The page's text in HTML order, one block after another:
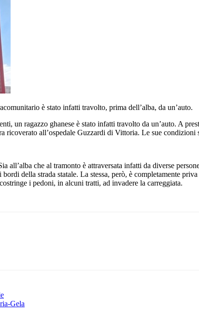
è stato infatti travolto, prima dell’alba, da un’auto.
un ragazzo ghanese è stato infatti travolto da un’auto. A
ricoverato all’ospedale Guzzardi di Vittoria. Le sue condizioni
all’alba che al tramonto è attraversata infatti da diverse
della strada statale. La stessa, però, è completamente
i pedoni, in alcuni tratti, ad invadere la carreggiata.
Gela